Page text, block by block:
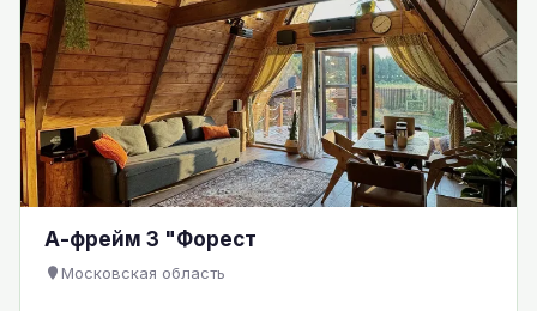
А-фрейм 3 "Форест
Московская область